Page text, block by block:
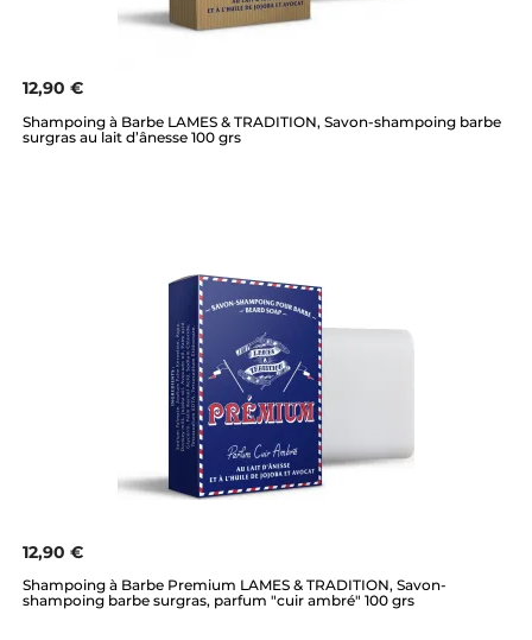
12,90 €
Shampoing à Barbe LAMES & TRADITION, Savon-shampoing barbe
surgras au lait d’ânesse 100 grs
12,90 €
Shampoing à Barbe Premium LAMES & TRADITION, Savon-
shampoing barbe surgras, parfum "cuir ambré" 100 grs